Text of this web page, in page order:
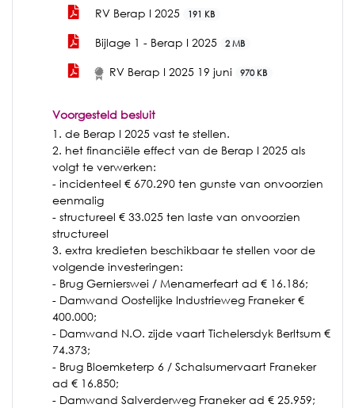
RV Berap I 2025 191 KB
Bijlage 1 - Berap I 2025 2 MB
RV Berap I 2025 19 juni 970 KB
Voorgesteld besluit
1. de Berap I 2025 vast te stellen.
2. het financiële effect van de Berap I 2025 als
volgt te verwerken:
- incidenteel € 670.290 ten gunste van onvoorzien
eenmalig
- structureel € 33.025 ten laste van onvoorzien
structureel
3. extra kredieten beschikbaar te stellen voor de
volgende investeringen:
- Brug Gernierswei / Menamerfeart ad € 16.186;
- Damwand Oostelijke Industrieweg Franeker €
400.000;
- Damwand N.O. zijde vaart Tichelersdyk Berltsum €
74.373;
- Brug Bloemketerp 6 / Schalsumervaart Franeker
ad € 16.850;
- Damwand Salverderweg Franeker ad € 25.959;